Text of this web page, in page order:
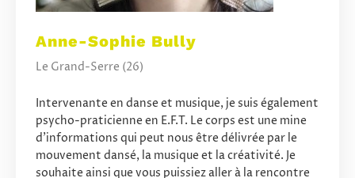
Anne-Sophie Bully
Le Grand-Serre (26)
Intervenante en danse et musique, je suis également
psycho-praticienne en E.F.T. Le corps est une mine
d’informations qui peut nous être délivrée par le
mouvement dansé, la musique et la créativité. Je
souhaite ainsi que vous puissiez aller à la rencontre